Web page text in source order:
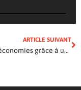
ARTICLE SUIVANT
Faire des économies grâce à un scooter électrique